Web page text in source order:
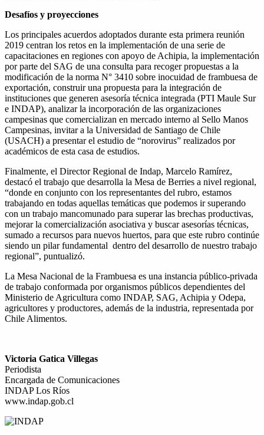
Desafíos y proyecciones
Los principales acuerdos adoptados durante esta primera reunión
2019 centran los retos en la implementación de una serie de
capacitaciones en regiones con apoyo de Achipia, la implementación
por parte del SAG de una consulta para recoger propuestas a la
modificación de la norma N° 3410 sobre inocuidad de frambuesa de
exportación, construir una propuesta para la integración de
instituciones que generen asesoría técnica integrada (PTI Maule Sur
e INDAP), analizar la incorporación de las organizaciones
campesinas que comercializan en mercado interno al Sello Manos
Campesinas, invitar a la Universidad de Santiago de Chile
(USACH) a presentar el estudio de “norovirus” realizados por
académicos de esta casa de estudios.
Finalmente, el Director Regional de Indap, Marcelo Ramírez,
destacó el trabajo que desarrolla la Mesa de Berries a nivel regional,
“donde en conjunto con los representantes del rubro, estamos
trabajando en todas aquellas temáticas que podemos ir superando
con un trabajo mancomunado para superar las brechas productivas,
mejorar la comercialización asociativa y buscar asesorías técnicas,
sumado a recursos para nuevos huertos, para que este rubro continúe
siendo un pilar fundamental dentro del desarrollo de nuestro trabajo
regional”, puntualizó.
La Mesa Nacional de la Frambuesa es una instancia público-privada
de trabajo conformada por organismos públicos dependientes del
Ministerio de Agricultura como INDAP, SAG, Achipia y Odepa,
agricultores y productores, además de la industria, representada por
Chile Alimentos.
Victoria Gatica Villegas
Periodista
Encargada de Comunicaciones
INDAP Los Ríos
www.indap.gob.cl